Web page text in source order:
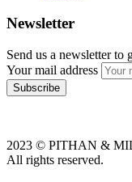
Newsletter
Send us a newsletter to
Your mail address
2023 © PITHAN &
All rights reserved.